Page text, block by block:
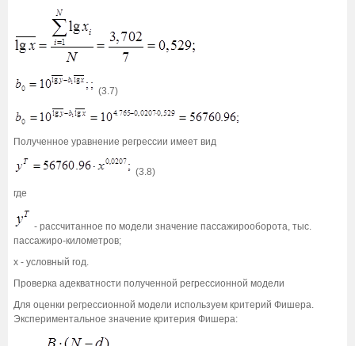
(3.7)
Полученное уравнение регрессии имеет вид
(3.8)
где
- рассчитанное по модели значение пассажирооборота, тыс.
пассажиро-километров;
х - условный год.
Проверка адекватности полученной регрессионной модели
Для оценки регрессионной модели используем критерий Фишера.
Экспериментальное значение критерия Фишера: